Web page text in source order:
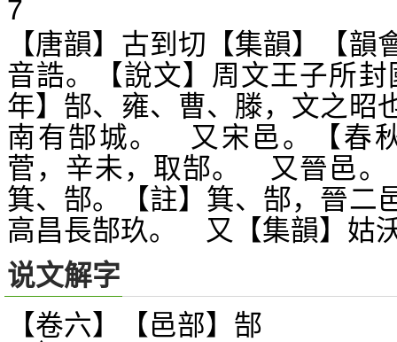
7
【唐韻】古到切【集韻】【韻
音誥。【說文】周文王子所
年】郜、雍、曹、滕，文之昭
南有郜城。 又宋邑。【春
菅，辛未，取郜。 又晉邑。
箕、郜。【註】箕、郜，晉
高昌長郜玖。 又【集韻】姑
说文解字
【卷六】【邑部】 郜